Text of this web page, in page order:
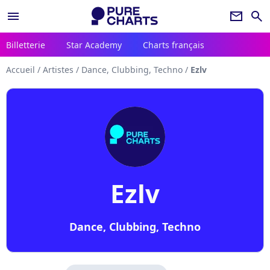
menu newsletter search
Billetterie Star Academy Charts français
Accueil / Artistes / Dance, Clubbing, Techno / Ezlv
Ezlv
Dance, Clubbing, Techno